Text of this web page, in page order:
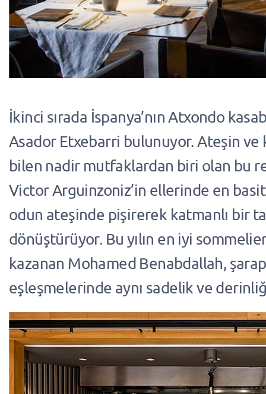
İkinci sırada İspanya’nın Atxondo
Asador Etxebarri bulunuyor. Ateşin
bilen nadir mutfaklardan biri olan bu
Victor Arguinzoniz’in ellerinde en
odun ateşinde pişirerek katmanlı bir
dönüştürüyor. Bu yılın en iyi
kazanan Mohamed Benabdallah, şarap
eşleşmelerinde aynı sadelik ve